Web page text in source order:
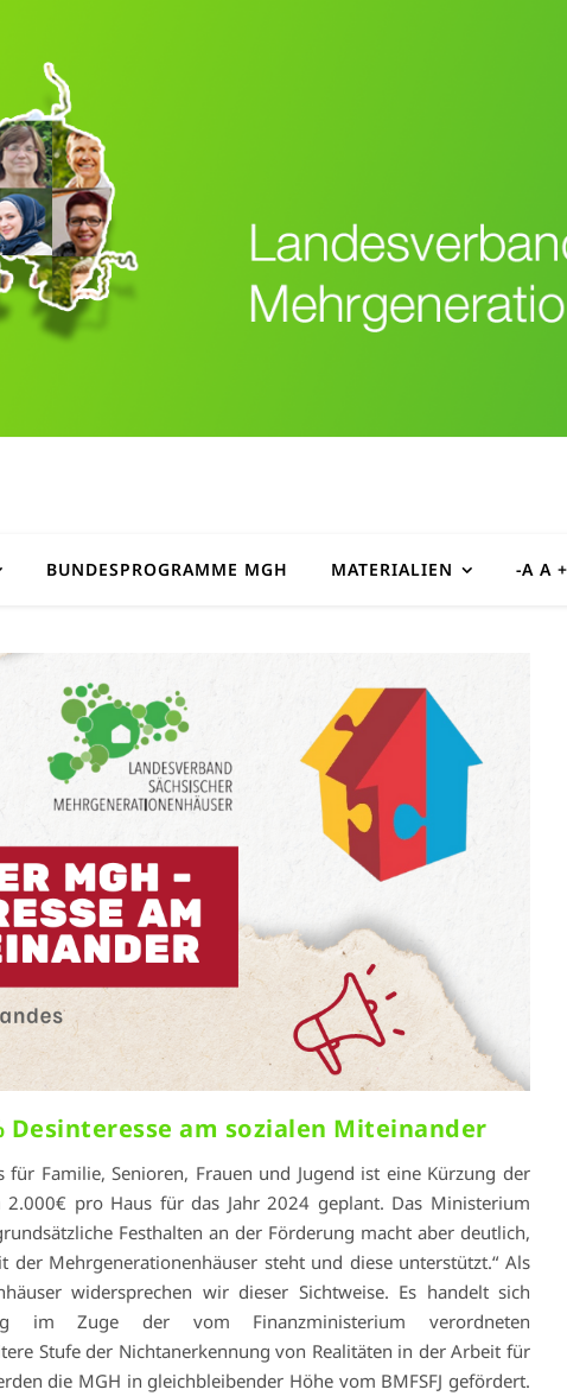
BUNDESPROGRAMME MGH MATERIALIEN -A A
Desinteresse am sozialen Miteinander
Familie, Senioren, Frauen und Jugend ist eine Kürzung der
pro Haus für das Jahr 2024 geplant. Das Ministerium
Festhalten an der Förderung macht aber deutlich,
Mehrgenerationenhäuser steht und diese unterstützt.“ Als
widersprechen wir dieser Sichtweise. Es handelt sich
im Zuge der vom Finanzministerium verordneten
Stufe der Nichtanerkennung von Realitäten in der Arbeit für
die MGH in gleichbleibender Höhe vom BMFSFJ gefördert.